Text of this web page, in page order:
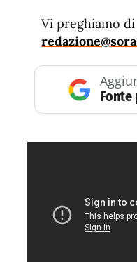
Vi preghiamo
Fonte